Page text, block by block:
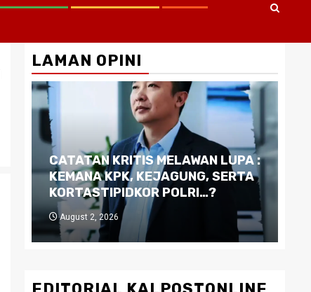
LAMAN OPINI
CATATAN KRITIS MELAWAN LUPA :
KEMANA KPK, KEJAGUNG, SERTA
KORTASTIPIDKOR POLRI…?
August 2, 2026